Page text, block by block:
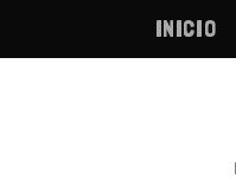
INICIO